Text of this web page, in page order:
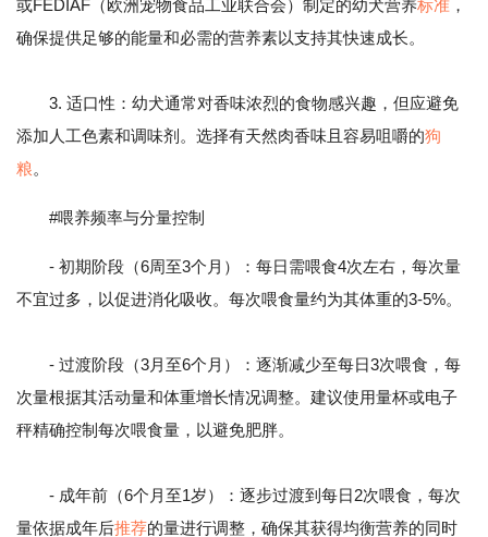
或FEDIAF（欧洲宠物食品工业联合会）制定的幼犬营养标准 ，
确保提供足够的能量和必需的营养素以支持其快速成长。
3. 适口性：幼犬通常对香味浓烈的食物感兴趣，但应避免
添加人工色素和调味剂。选择有天然肉香味且容易咀嚼的狗
粮。
#喂养频率与分量控制
- 初期阶段（6周至3个月）：每日需喂食4次左右，每次量
不宜过多，以促进消化吸收。每次喂食量约为其体重的3-5%。
- 过渡阶段（3月至6个月）：逐渐减少至每日3次喂食，每
次量根据其活动量和体重增长情况调整。建议使用量杯或电子
秤精确控制每次喂食量，以避免肥胖。
- 成年前（6个月至1岁）：逐步过渡到每日2次喂食，每次
量依据成年后推荐的量进行调整，确保其获得均衡营养的同时